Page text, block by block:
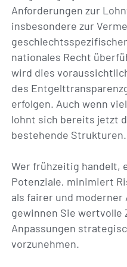
Anforderungen zur
insbesondere zur
nationales Recht
wird dies
des
erfolgen. Auch wenn
lohnt sich bereits jetzt
bestehende Strukturen.
Wer frühzeitig handelt,
Potenziale, minimiert
als fairer und moderner
gewinnen Sie wertvolle
Anpassungen
vorzunehmen.